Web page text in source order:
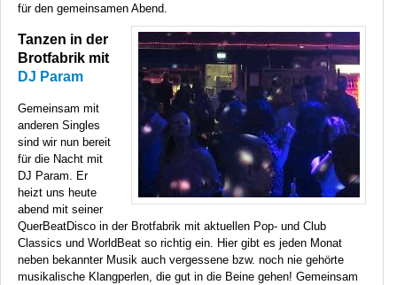
für den gemeinsamen Abend.
Tanzen in der
Brotfabrik mit
DJ Param
Gemeinsam mit
anderen Singles
sind wir nun bereit
für die Nacht mit
DJ Param. Er
heizt uns heute
abend mit seiner
QuerBeatDisco in der Brotfabrik mit aktuellen Pop- und Club
Classics und WorldBeat so richtig ein. Hier gibt es jeden Monat
neben bekannter Musik auch vergessene bzw. noch nie gehörte
musikalische Klangperlen, die gut in die Beine gehen! Gemeinsam